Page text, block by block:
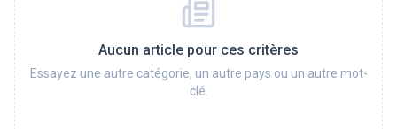
Aucun article pour ces critères
Essayez une autre catégorie, un autre pays ou un autre mot-
clé.